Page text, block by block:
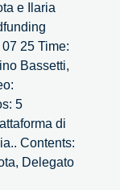
e Ilaria
25 Time:
Bassetti,
5
di
Contents:
Delegato